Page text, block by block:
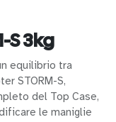
S 3kg
equilibrio tra
STORM-S,
del Top Case,
le maniglie